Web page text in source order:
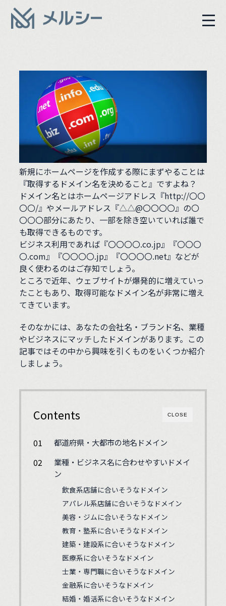
新規にホームページを作成する際にまずやることは
『取得するドメイン名を決めること』ですよね？
ドメイン名とはホームページアドレス『http://〇〇
〇〇/』やメールアドレス『△△@〇〇〇〇』の〇
〇〇〇部分にあたり、一部を除き空いていれば誰で
も取得できるものです。
ビジネス利用であれば『〇〇〇〇.co.jp』『〇〇〇
〇.com』『〇〇〇〇.jp』『〇〇〇〇.net』などが
良く使わるのはご存知でしょう。
ところで近年、ウェブサイトが爆発的に増えていっ
たこともあり、取得可能なドメイン名が非常に増え
てきています。
そのなかには、あなたの会社名・ブランド名、業種
やビジネスにマッチしたドメインがあります。この
記事ではその中から興味を引くものをいくつか紹介
しましょう。
CLOSE
Contents
都道府県・大都市の地名ドメイン
業種・ビジネス名に合わせやすいドメイ
ン
飲食系店舗に合いそうなドメイン
アパレル系店舗に合いそうなドメイン
美容・ジムに合いそうなドメイン
教育・塾系に合いそうなドメイン
建築・建設系に合いそうなドメイン
医療系に合いそうなドメイン
士業・専門職に合いそうなドメイン
金融系に合いそうなドメイン
結婚・婚活系に合いそうなドメイン